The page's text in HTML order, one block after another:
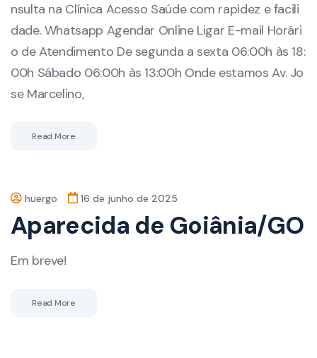
nsulta na Clínica Acesso Saúde com rapidez e facili
dade. Whatsapp Agendar Online Ligar E-mail Horári
o de Atendimento De segunda a sexta 06:00h às 18:
00h Sábado 06:00h às 13:00h Onde estamos Av. Jo
se Marcelino,
Read More
huergo 16 de junho de 2025
Aparecida de Goiânia/GO
Em breve!
Read More